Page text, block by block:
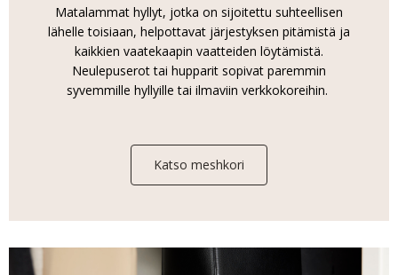
Matalammat hyllyt, jotka on sijoitettu suhteellisen
lähelle toisiaan, helpottavat järjestyksen pitämistä ja
kaikkien vaatekaapin vaatteiden löytämistä.
Neulepuserot tai hupparit sopivat paremmin
syvemmille hyllyille tai ilmaviin verkkokoreihin.
Katso meshkori